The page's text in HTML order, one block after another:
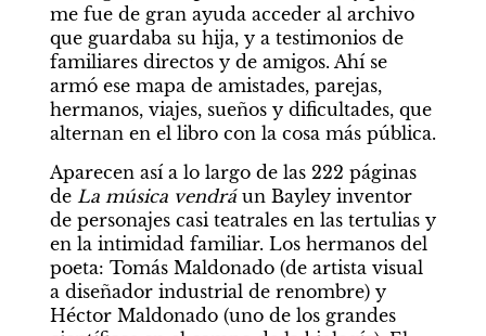
me fue de gran ayuda acceder al archivo
que guardaba su hija, y a testimonios de
familiares directos y de amigos. Ahí se
armó ese mapa de amistades, parejas,
hermanos, viajes, sueños y dificultades, que
alternan en el libro con la cosa más pública.
Aparecen así a lo largo de las 222 páginas
de La música vendrá un Bayley inventor
de personajes casi teatrales en las tertulias y
en la intimidad familiar. Los hermanos del
poeta: Tomás Maldonado (de artista visual
a diseñador industrial de renombre) y
Héctor Maldonado (uno de los grandes